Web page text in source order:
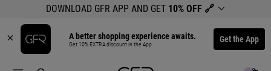
DOWNLOAD GFR APP AND GET 10% OFF 🔗
A better shopping experience awaits.
Get 10% EXTRA discount in the App. Get the App